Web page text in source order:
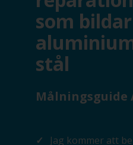
som
stål
Målningsguide
Jag kommer att